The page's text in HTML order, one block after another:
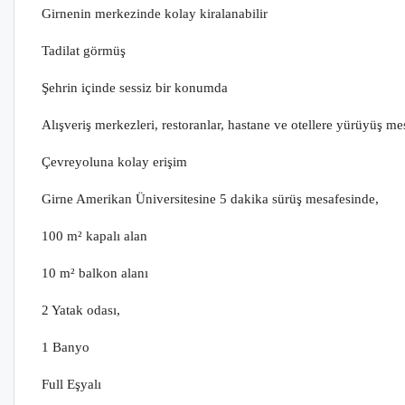
Girnenin merkezinde kolay kiralanabilir
Tadilat görmüş
Şehrin içinde sessiz bir konumda
Alışveriş merkezleri, restoranlar, hastane ve otellere yürüyüş
Çevreyoluna kolay erişim
Girne Amerikan Üniversitesine 5 dakika sürüş mesafesinde,
100 m² kapalı alan
10 m² balkon alanı
2 Yatak odası,
1 Banyo
Full Eşyalı